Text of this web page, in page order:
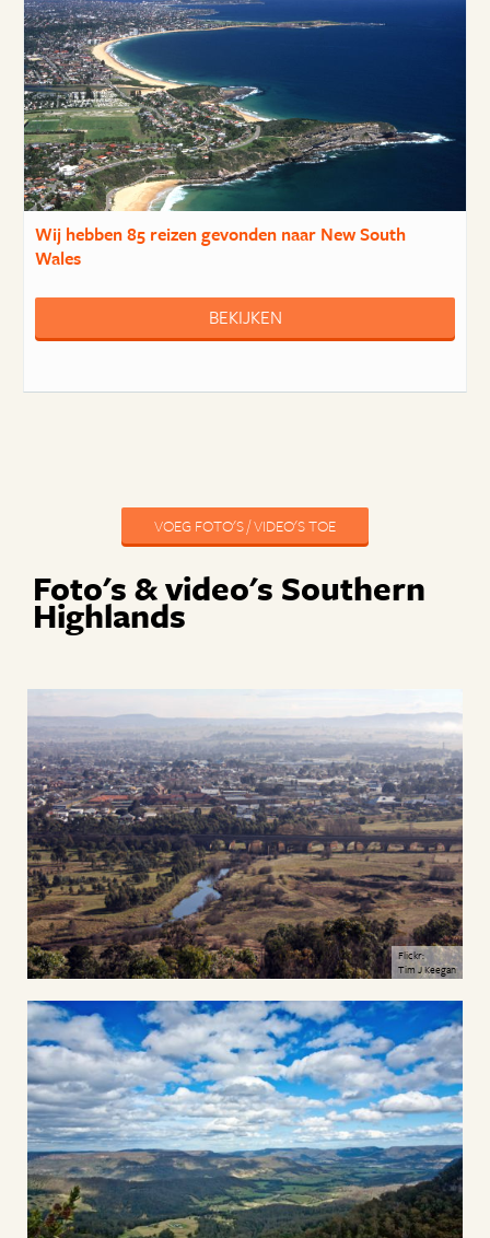
Wij hebben85 reizengevonden naar New South
Wales
BEKIJKEN
VOEG FOTO'S / VIDEO'S TOE
Foto's & video's Southern
Highlands
Flickr:
Tim J Keegan